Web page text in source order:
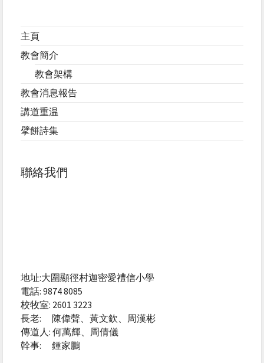
主頁
教會簡介
教會架構
教會消息報告
講道重温
擘餅詩集
聯絡我們
地址:大圍顯徑村迦密愛禮信小學
電話: 9874 8085
校牧室: 2601 3223
長老: 陳偉聲、黃文欽、周漢彬
傳道人: 何萬輝、周倩儀
幹事: 鍾家鵬